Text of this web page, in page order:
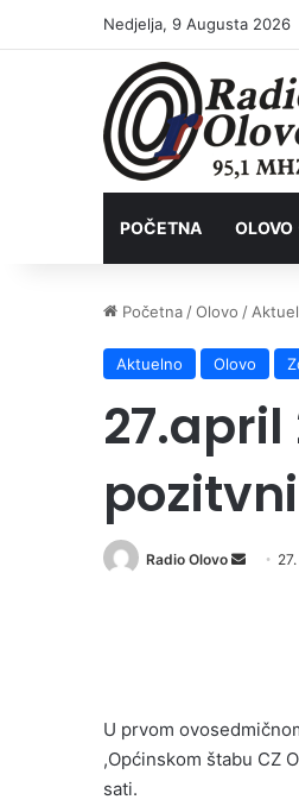
Nedjelja, 9 Augusta 2026
POČETNA OLOVO
Početna /Olovo /
Aktuelno Olovo
Radio Olovo
Send
U prvom
,Općinskom štabu CZ
sati.